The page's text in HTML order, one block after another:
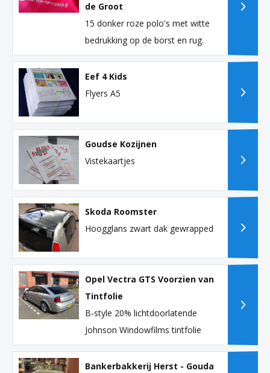
de Groot
15 donker roze polo's met witte
bedrukking op de borst en rug.
Eef 4 Kids
Flyers A5
Goudse Kozijnen
Vistekaartjes
Skoda Roomster
Hoogglans zwart dak gewrapped
Opel Vectra GTS Voorzien van
Tintfolie
B-style 20% lichtdoorlatende
Johnson Windowfilms tintfolie
Bankerbakkerij Herst - Gouda